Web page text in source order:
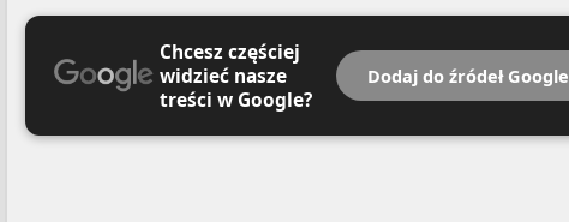
Chcesz częściej
widzieć nasze
treści w Google?
Dodaj do źródeł Google